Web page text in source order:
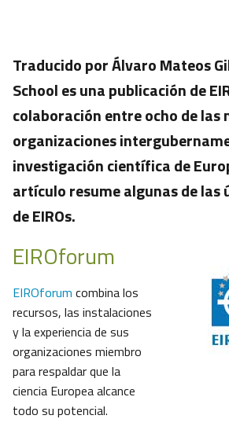
Traducido por Álvaro Mateos
School es una publicación de
colaboración entre ocho de las
organizaciones
investigación científica de
artículo resume algunas de
de EIROs.
EIROforum
EIROforum combina los
recursos, las instalaciones
y la experiencia de sus
organizaciones miembro
para respaldar que la
ciencia Europea alcance
todo su potencial.